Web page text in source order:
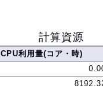
計算資源
CPU利用量(コア・時)